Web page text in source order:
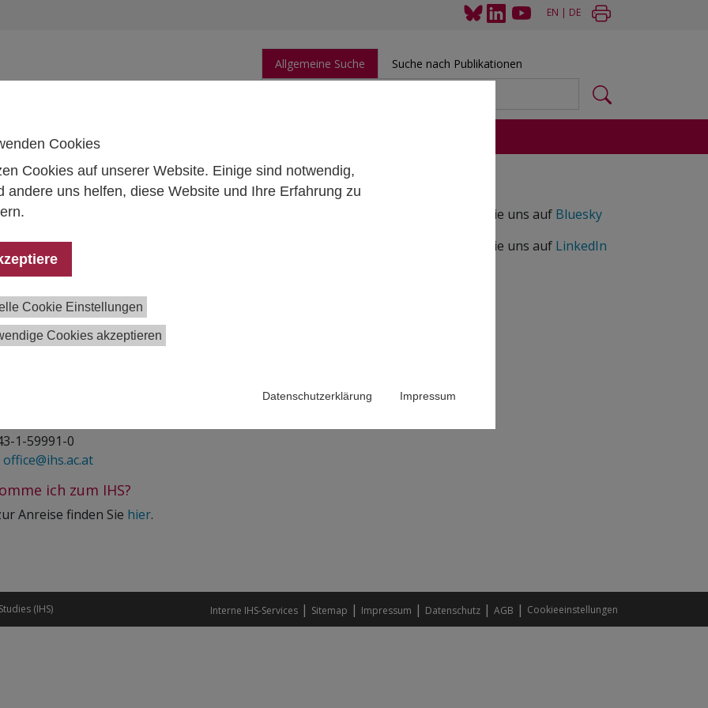
Cookies
Cookies auf unserer Website. Einige sind notwendig,
andere uns helfen, diese Website und Ihre Erfahrung zu
Cookie Einstellungen
Cookies akzeptieren
Datenschutzerklärung Impressum
EN | DE
Allgemeine Suche Suche nach Publikationen
Publikationen
steht das
Anfragen
weiteren Anliegen wenden Sie sich bitte an
1-59991-0
office@ihs.ac.at
ich zum IHS?
Anreise finden Sie hier.
Folgen Sie uns auf Bluesky
Folgen Sie uns auf LinkedIn
(IHS) Interne IHS-Services | Sitemap | Impressum | Datenschutz | AGB | Cookieeinstellungen